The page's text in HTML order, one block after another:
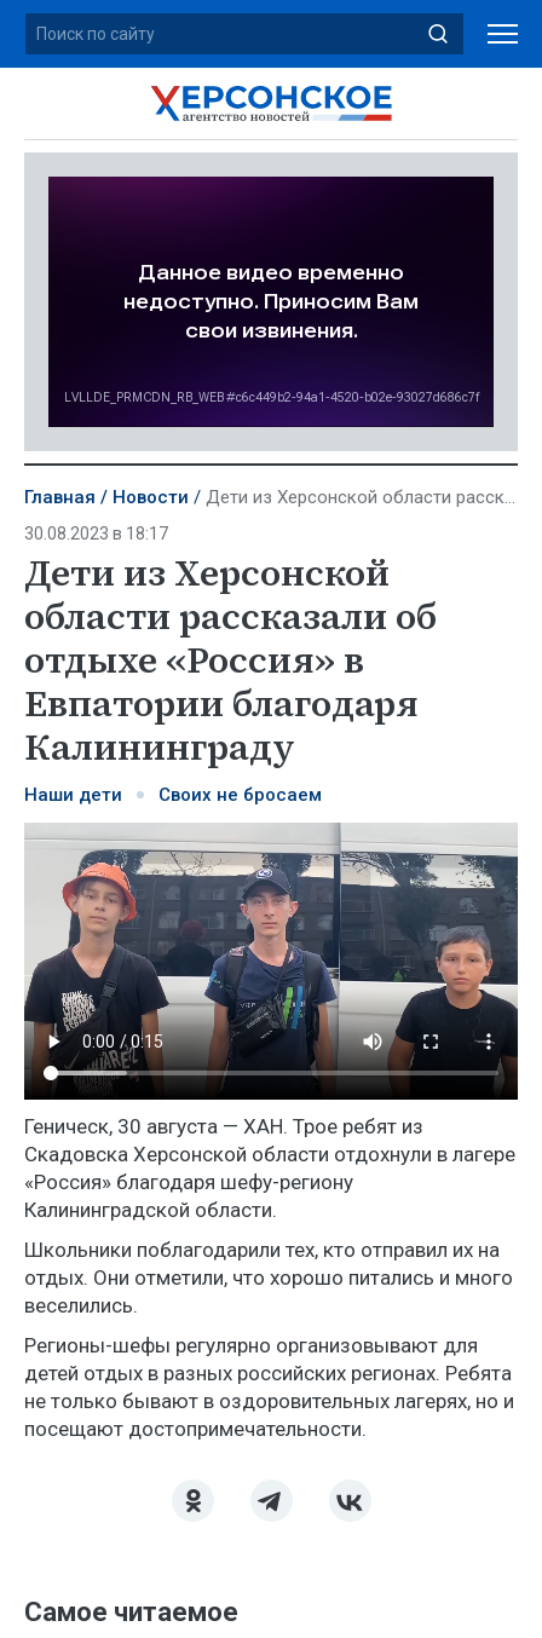
Главная Новости Дети из Херсонской области рассказали об отдыхе «Россия» в Евпатории благодаря Калининграду
30.08.2023 в 18:17
Дети из Херсонской
области рассказали об
отдыхе «Россия» в
Евпатории благодаря
Калининграду
Наши дети Своих не бросаем
Геническ, 30 августа — ХАН. Трое ребят из
Скадовска Херсонской области отдохнули в лагере
«Россия» благодаря шефу-региону
Калининградской области.
Школьники поблагодарили тех, кто отправил их на
отдых. Они отметили, что хорошо питались и много
веселились.
Регионы-шефы регулярно организовывают для
детей отдых в разных российских регионах. Ребята
не только бывают в оздоровительных лагерях, но и
посещают достопримечательности.
Самое читаемое